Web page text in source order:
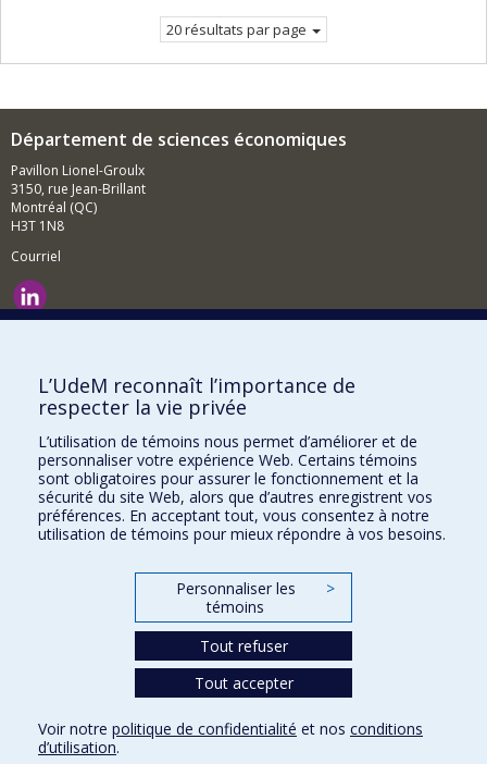
20 résultats par page
Département de sciences économiques
Pavillon Lionel-Groulx
3150, rue Jean-Brillant
Montréal (QC)
H3T 1N8
Courriel
Comment soutenir le Département?
BESOIN D'AIDE?
Plan du site
Signaler une erreur
Accessibilité
FACULTÉ DES ARTS ET DES SCIENCES
Nos départements et écoles
Conditions d’utilisation
L’UdeM reconnaît l’importance de
respecter la vie privée
L’utilisation de témoins nous permet d’améliorer et de
personnaliser votre expérience Web. Certains témoins
sont obligatoires pour assurer le fonctionnement et la
sécurité du site Web, alors que d’autres enregistrent vos
préférences. En acceptant tout, vous consentez à notre
utilisation de témoins pour mieux répondre à vos besoins.
Personnaliser les
témoins
>
Tout refuser
Tout accepter
Voir notre politique de confidentialité et nos conditions
d’utilisation.